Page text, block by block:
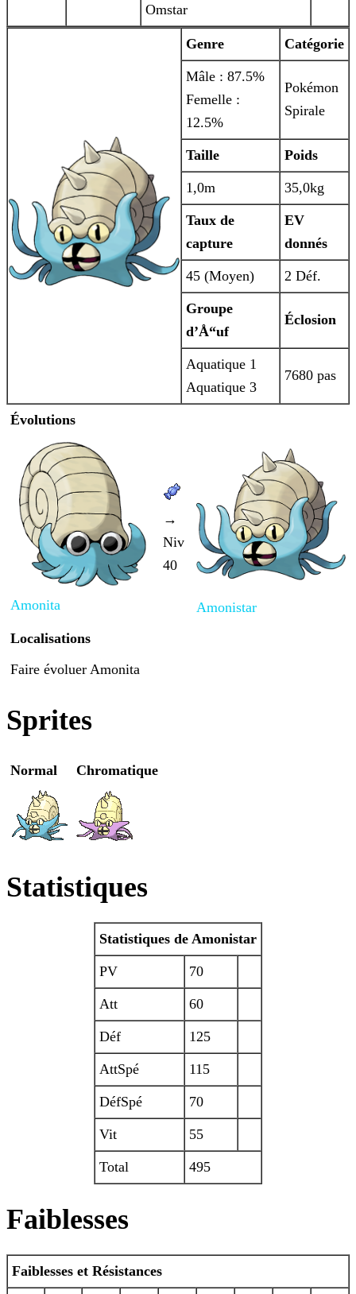
Omstar
Genre Catégorie
Mâle : 87.5%
Femelle :
12.5%
Pokémon
Spirale
Taille Poids
1,0m 35,0kg
Taux de
capture
EV
donnés
45 (Moyen) 2 Déf.
Groupe
d’Å“uf
Éclosion
Aquatique 1
Aquatique 3
7680 pas
Évolutions
Amonita
→
Niv
40
Amonistar
Localisations
Faire évoluer Amonita
Sprites
Normal Chromatique
Statistiques
Statistiques de Amonistar
PV 70
Att 60
Déf 125
AttSpé 115
DéfSpé 70
Vit 55
Total 495
Faiblesses
Faiblesses et Résistances